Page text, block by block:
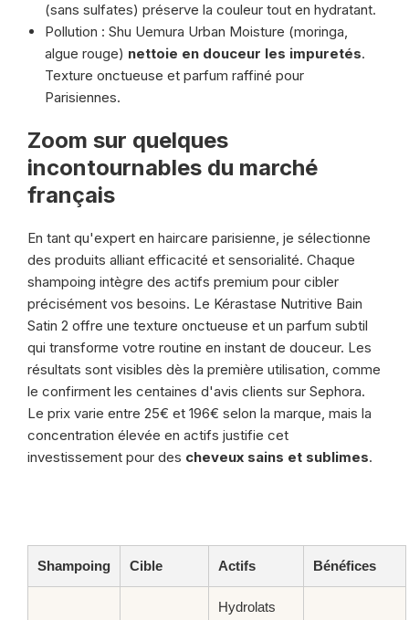
(sans sulfates) préserve la couleur tout en hydratant.
Pollution : Shu Uemura Urban Moisture (moringa,
algue rouge) nettoie en douceur les impuretés.
Texture onctueuse et parfum raffiné pour
Parisiennes.
Zoom sur quelques
incontournables du marché
français
En tant qu'expert en haircare parisienne, je sélectionne
des produits alliant efficacité et sensorialité. Chaque
shampoing intègre des actifs premium pour cibler
précisément vos besoins. Le Kérastase Nutritive Bain
Satin 2 offre une texture onctueuse et un parfum subtil
qui transforme votre routine en instant de douceur. Les
résultats sont visibles dès la première utilisation, comme
le confirment les centaines d'avis clients sur Sephora.
Le prix varie entre 25€ et 196€ selon la marque, mais la
concentration élevée en actifs justifie cet
investissement pour des cheveux sains et sublimes.
Shampoing Cible Actifs Bénéfices
Hydrolats